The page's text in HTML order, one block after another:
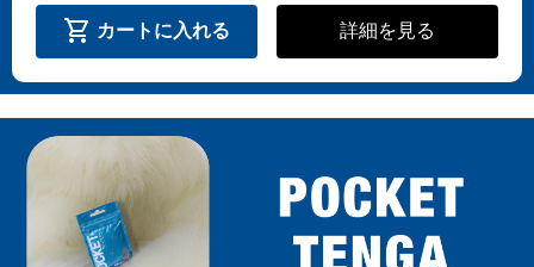
shopping_cart カートに入れる 詳細を見る